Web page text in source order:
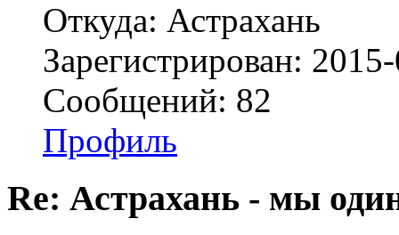
Откуда: Астрахань
Зарегистрирован:
Сообщений: 82
Профиль
Re: Астрахань - мы